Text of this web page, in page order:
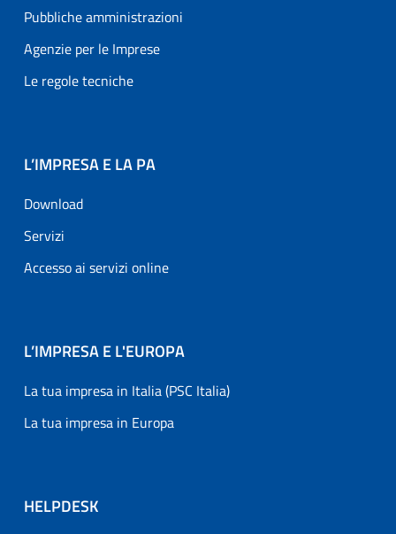
Pubbliche amministrazioni
Agenzie per le Imprese
Le regole tecniche
L’IMPRESA E LA PA
Download
Servizi
Accesso ai servizi online
L’IMPRESA E L'EUROPA
La tua impresa in Italia (PSC Italia)
La tua impresa in Europa
HELPDESK